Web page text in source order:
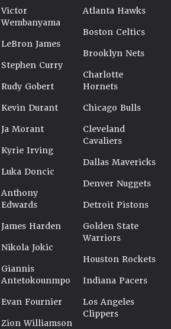
Victor
Wembanyama
LeBron James
Stephen Curry
Rudy Gobert
Kevin Durant
Ja Morant
Kyrie Irving
Luka Doncic
Anthony
Edwards
James Harden
Nikola Jokic
Giannis
Antetokounmpo
Evan Fournier
Zion Williamson
Atlanta Hawks
Boston Celtics
Brooklyn Nets
Charlotte
Hornets
Chicago Bulls
Cleveland
Cavaliers
Dallas Mavericks
Denver Nuggets
Detroit Pistons
Golden State
Warriors
Houston Rockets
Indiana Pacers
Los Angeles
Clippers